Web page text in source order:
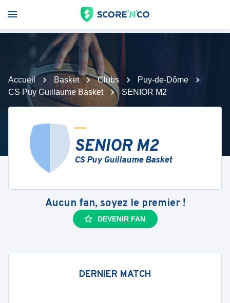
Accueil Basket Clubs
Puy-de-Dôme
CS Puy Guillaume Basket
SENIOR M2
SENIOR M2
CS Puy Guillaume Basket
Aucun fan, soyez le premier !
DEVENIR FAN
DERNIER MATCH